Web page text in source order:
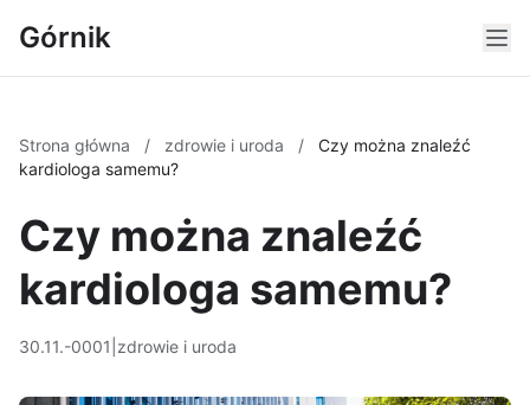
Górnik
Strona główna / zdrowie i uroda /
Czy można znaleźć
kardiologa samemu?
Czy można znaleźć
kardiologa samemu?
30.11.-0001 zdrowie i uroda